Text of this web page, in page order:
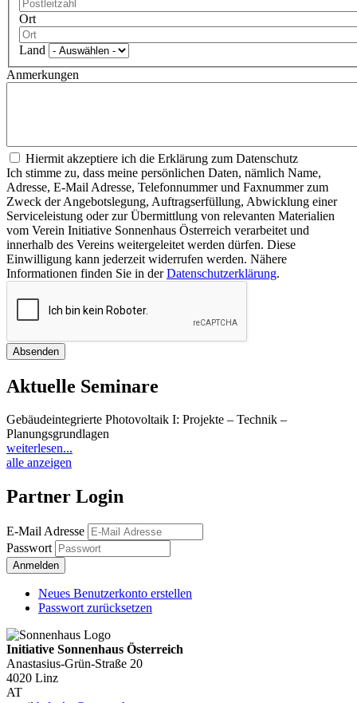
Ort
Land
Anmerkungen
Hiermit akzeptiere ich die Erklärung zum Datenschutz
Ich stimme zu, dass meine persönlichen Daten, nämlich Name,
Adresse, E-Mail Adresse, Telefonnummer und Faxnummer zum
Zweck der Angebotslegung, Auftragserfüllung, Abwicklung einer
Serviceleistung oder zur Übermittlung von relevanten Materialien
vom Verein Initiative Sonnenhaus Österreich verarbeitet und
innerhalb des Vereins weitergeleitet werden dürfen. Diese
Einwilligung kann jederzeit widerrufen werden. Nähere
Informationen finden Sie in derDatenschutzerklärung.
Aktuelle Seminare
Gebäudeintegrierte Photovoltaik I: Projekte – Technik –
Planungsgrundlagen
weiterlesen...
alle anzeigen
Partner Login
E-Mail Adresse
Passwort
Neues Benutzerkonto erstellen
Passwort zurücksetzen
Initiative Sonnenhaus Österreich
Anastasius-Grün-Straße 20
4020 Linz
AT